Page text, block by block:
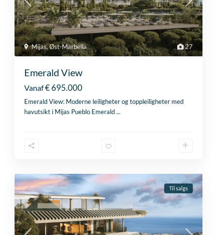
27
Mijas,Øst-Marbella
Emerald View
Vanaf€ 695.000
Emerald View: Moderne leiligheter og toppleiligheter med
havutsikt i Mijas Pueblo Emerald...
Til salgs